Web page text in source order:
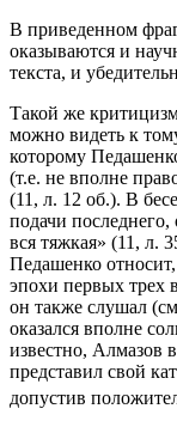
В приведенном
оказываются и
текста, и
Такой же
можно видеть к
которому
(т.е. не вполне
(11, л. 12 об.). В
подачи последнего,
вся тяжкая» (11, л.
Педашенко
эпохи первых трех
он также слушал
оказался вполне
известно, Алмазов
представил свой
допустив